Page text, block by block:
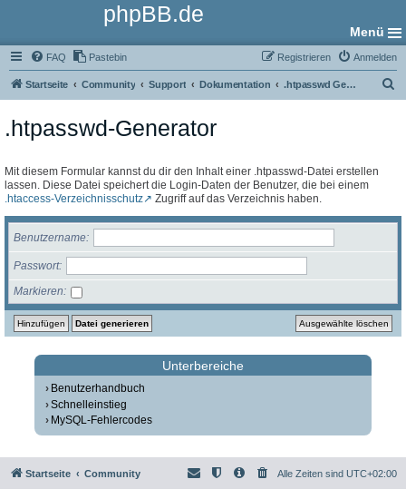
phpBB.de
Menü
FAQ Pastebin Anmelden
Registrieren
Startseite Community Support Dokumentation .htpasswd Generator
.htpasswd-Generator
Mit diesem Formular kannst du dir den Inhalt einer .htpasswd-Datei erstellen
lassen. Diese Datei speichert die Login-Daten der Benutzer, die bei einem
.htaccess-Verzeichnisschutz
Zugriff auf das Verzeichnis haben.
Benutzername
Passwort
Markieren
Unterbereiche
Benutzerhandbuch
Schnelleinstieg
MySQL-Fehlercodes
Startseite Community Alle Zeiten sind UTC+02:00